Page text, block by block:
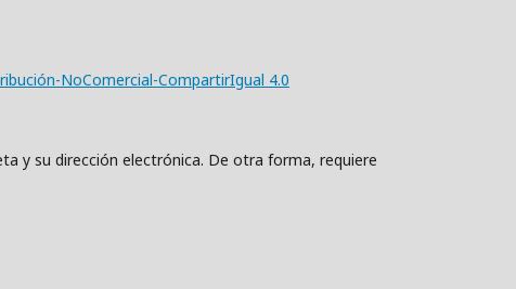
NoComercial-CompartirIgual 4.0
y su dirección electrónica. De otra forma, requiere